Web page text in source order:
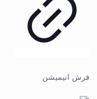
فرش انیمیشن